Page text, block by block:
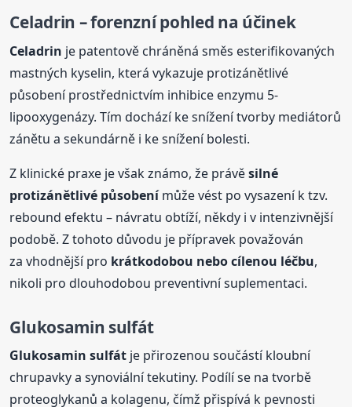
Celadrin – forenzní pohled na účinek
Celadrin je patentově chráněná směs esterifikovaných
mastných kyselin, která vykazuje protizánětlivé
působení prostřednictvím inhibice enzymu 5-
lipooxygenázy. Tím dochází ke snížení tvorby mediátorů
zánětu a sekundárně i ke snížení bolesti.
Z klinické praxe je však známo, že právěsilné
protizánětlivé působenímůže vést po vysazení k tzv.
rebound efektu – návratu obtíží, někdy i v intenzivnější
podobě. Z tohoto důvodu je přípravek považován
za vhodnější pro krátkodobou nebo cílenou léčbu,
nikoli pro dlouhodobou preventivní suplementaci.
Glukosamin sulfát
Glukosamin sulfát je přirozenou součástí kloubní
chrupavky a synoviální tekutiny. Podílí se na tvorbě
proteoglykanů a kolagenu, čímž přispívá k pevnosti